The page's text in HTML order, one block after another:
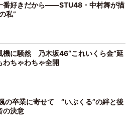
番好きだから――STU48・中村舞が描
私”
機に騒然 乃木坂46“これいくら金”延
わちゃわちゃ全開
の卒業に寄せて “いぶくる”の絆と後
の決意